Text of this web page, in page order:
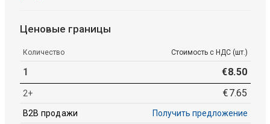
Ценовые границы
Количество Стоимость с НДС (шт.)
1 €8.50
2+ €7.65
B2B продажи Получить предложение